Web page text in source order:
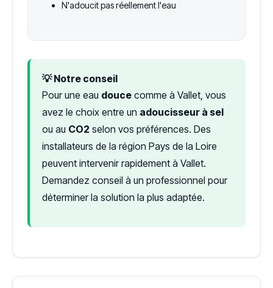
N'adoucit pas réellement l'eau
💡 Notre conseil
Pour une eau douce comme à Vallet, vous
avez le choix entre un adoucisseur à sel
ou au CO2 selon vos préférences. Des
installateurs de la région Pays de la Loire
peuvent intervenir rapidement à Vallet.
Demandez conseil à un professionnel pour
déterminer la solution la plus adaptée.